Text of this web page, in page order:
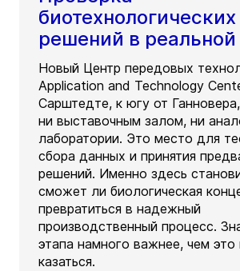
биотехнологических
решений в
Новый Центр передовых
Application and Technology
Сарштедте, к югу от
ни выставочным залом, ни
лаборатории. Это место для
сбора данных и принятия
решений. Именно здесь
сможет ли биологическая
превратиться в надежный
производственный процесс.
этапа намного важнее, чем
казаться.